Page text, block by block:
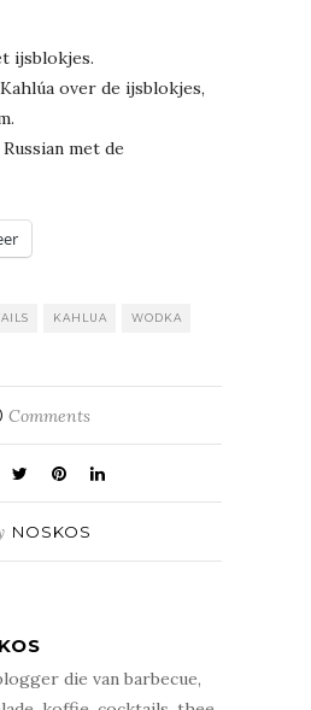
ijsblokjes.
over de ijsblokjes,
met de
KAHLUA WODKA
Comments
NOSKOS
die van barbecue,